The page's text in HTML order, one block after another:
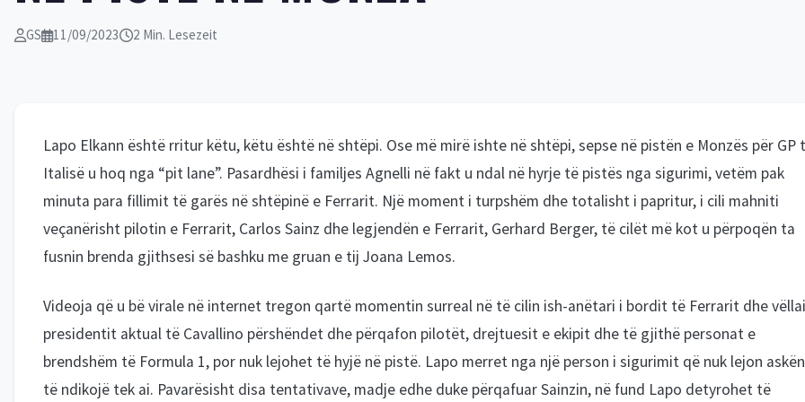
GS 11/09/2023 2 Min. Lesezeit
Lapo Elkann është rritur këtu, këtu është në shtëpi. Ose më mirë ishte në shtëpi, sepse në pistën e Monzës për GP
Italisë u hoq nga “pit lane”. Pasardhësi i familjes Agnelli në fakt u ndal në hyrje të pistës nga sigurimi, vetëm pak
minuta para fillimit të garës në shtëpinë e Ferrarit. Një moment i turpshëm dhe totalisht i papritur, i cili mahniti
veçanërisht pilotin e Ferrarit, Carlos Sainz dhe legjendën e Ferrarit, Gerhard Berger, të cilët më kot u përpoqën ta
fusnin brenda gjithsesi së bashku me gruan e tij Joana Lemos.
Videoja që u bë virale në internet tregon qartë momentin surreal në të cilin ish-anëtari i bordit të Ferrarit dhe
presidentit aktual të Cavallino përshëndet dhe përqafon pilotët, drejtuesit e ekipit dhe të gjithë personat e
brendshëm të Formula 1, por nuk lejohet të hyjë në pistë. Lapo merret nga një person i sigurimit që nuk lejon
të ndikojë tek ai. Pavarësisht disa tentativave, madje edhe duke përqafuar Sainzin, në fund Lapo detyrohet të